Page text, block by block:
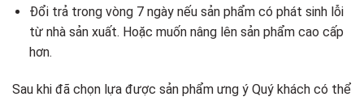
Đổi trả trong vòng 7 ngày nếu sản phẩm có phát sinh lỗi
từ nhà sản xuất. Hoặc muốn nâng lên sản phẩm cao cấp
hơn.
Sau khi đã chọn lựa được sản phẩm ưng ý Quý khách có thể